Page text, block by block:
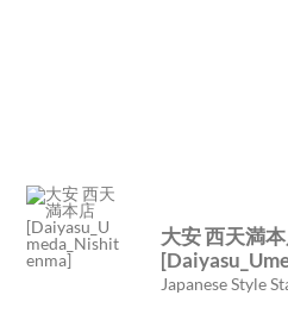
大安 西天満
Japanese Style